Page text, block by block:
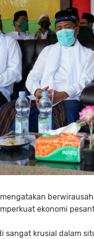
ekonomi
sangat krusial dalam